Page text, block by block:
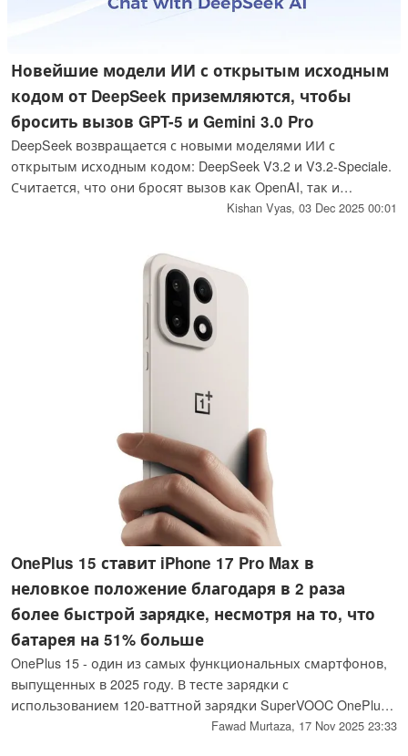
Новейшие модели ИИ с открытым исходным
кодом от DeepSeek приземляются, чтобы
бросить вызов GPT-5 и Gemini 3.0 Pro
DeepSeek возвращается с новыми моделями ИИ с
открытым исходным кодом: DeepSeek V3.2 и V3.2-Speciale.
Считается, что они бросят вызов как OpenAI, так и
творениям Google. Вот что известно о них на сегодняшний
Kishan Vyas, 03 Dec 2025 00:01
OnePlus 15 ставит iPhone 17 Pro Max в
неловкое положение благодаря в 2 раза
более быстрой зарядке, несмотря на то, что
батарея на 51% больше
OnePlus 15 - один из самых функциональных смартфонов,
выпущенных в 2025 году. В тесте зарядки с
использованием 120-ваттной зарядки SuperVOOC OnePlus
15 абсолютно уничтожил iPhone 17 Pro Max, достигнув
Fawad Murtaza, 17 Nov 2025 23:33